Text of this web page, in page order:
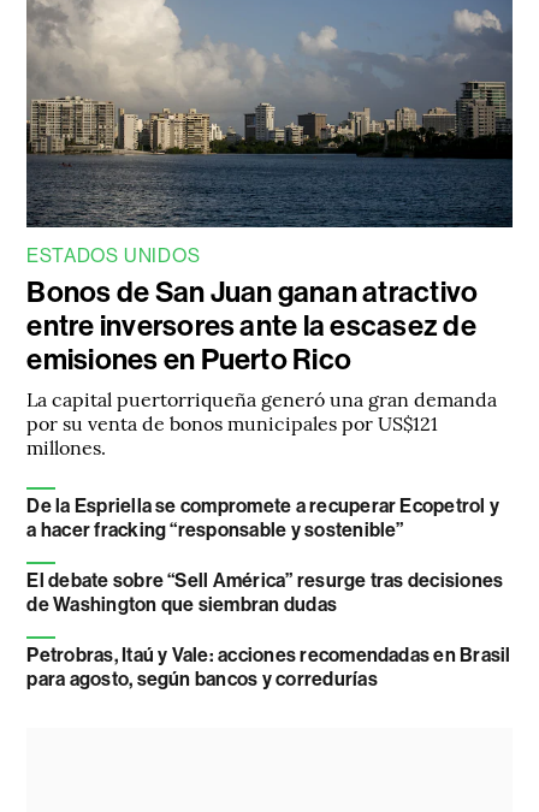
ESTADOS UNIDOS
Bonos de San Juan ganan atractivo
entre inversores ante la escasez de
emisiones en Puerto Rico
La capital puertorriqueña generó una gran demanda
por su venta de bonos municipales por US$121
millones.
De la Espriella se compromete a recuperar Ecopetrol y
a hacer fracking “responsable y sostenible”
El debate sobre “Sell América” resurge tras decisiones
de Washington que siembran dudas
Petrobras, Itaú y Vale: acciones recomendadas en Brasil
para agosto, según bancos y corredurías